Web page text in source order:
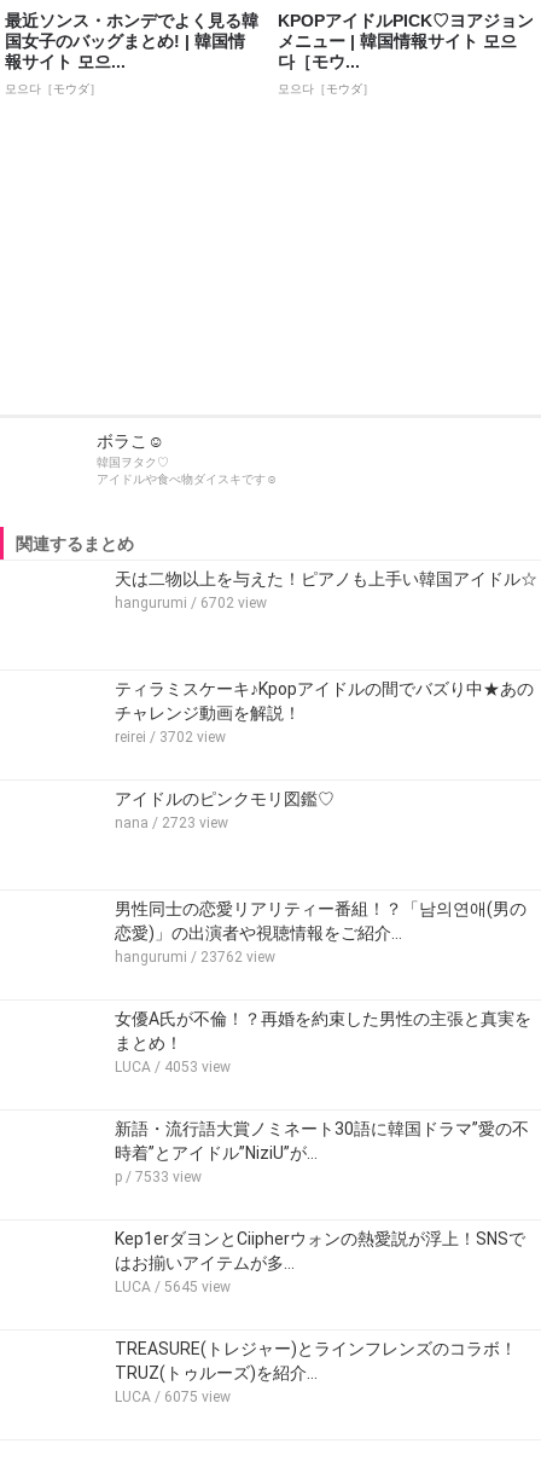
最近ソンス・ホンデでよく見る韓
国女子のバッグまとめ! | 韓国情
報サイト 모으...
모으다［モウダ］
KPOPアイドルPICK♡ヨアジョン
メニュー | 韓国情報サイト 모으
다［モウ...
모으다［モウダ］
ボラこ☺︎
韓国ヲタク♡
アイドルや食べ物ダイスキです☺︎
関連するまとめ
天は二物以上を与えた！ピアノも上手い韓国アイドル☆
hangurumi / 6702 view
ティラミスケーキ♪Kpopアイドルの間でバズり中★あの
チャレンジ動画を解説！
reirei / 3702 view
アイドルのピンクモリ図鑑♡
nana / 2723 view
男性同士の恋愛リアリティー番組！？「남의연애(男の
恋愛)」の出演者や視聴情報をご紹介…
hangurumi / 23762 view
女優A氏が不倫！？再婚を約束した男性の主張と真実を
まとめ！
LUCA / 4053 view
新語・流行語大賞ノミネート30語に韓国ドラマ”愛の不
時着”とアイドル”NiziU”が…
p / 7533 view
Kep1erダヨンとCiipherウォンの熱愛説が浮上！SNSで
はお揃いアイテムが多…
LUCA / 5645 view
TREASURE(トレジャー)とラインフレンズのコラボ！
TRUZ(トゥルーズ)を紹介…
LUCA / 6075 view